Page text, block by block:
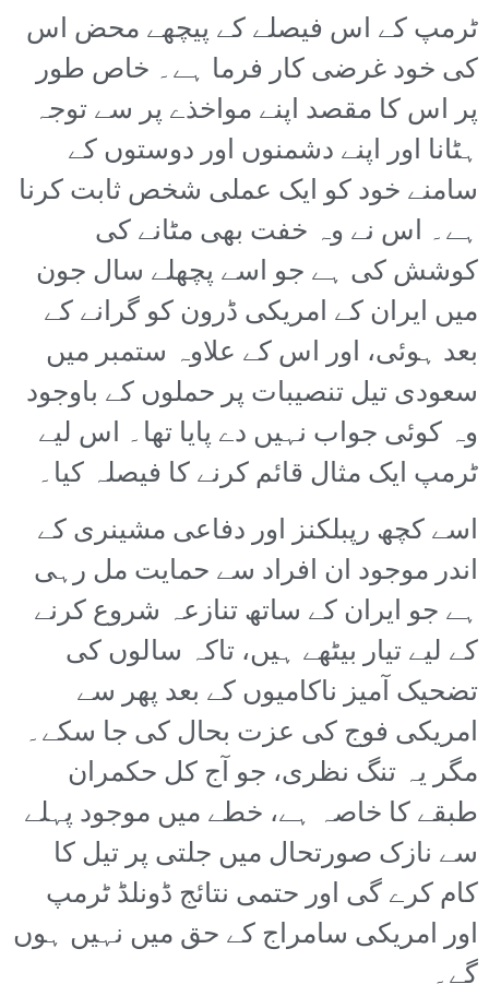
ٹرمپ کے اس فیصلے کے پیچھے محض اس
کی خود غرضی کار فرما ہے۔ خاص طور
پر اس کا مقصد اپنے مواخذے پر سے توجہ
ہٹانا اور اپنے دشمنوں اور دوستوں کے
سامنے خود کو ایک عملی شخص ثابت کرنا
ہے۔ اس نے وہ خفت بھی مٹانے کی
کوشش کی ہے جو اسے پچھلے سال جون
میں ایران کے امریکی ڈرون کو گرانے کے
بعد ہوئی، اور اس کے علاوہ ستمبر میں
سعودی تیل تنصیبات پر حملوں کے باوجود
وہ کوئی جواب نہیں دے پایا تھا۔ اس لیے
ٹرمپ ایک مثال قائم کرنے کا فیصلہ کیا۔
اسے کچھ رپبلکنز اور دفاعی مشینری کے
اندر موجود ان افراد سے حمایت مل رہی
ہے جو ایران کے ساتھ تنازعہ شروع کرنے
کے لیے تیار بیٹھے ہیں، تاکہ سالوں کی
تضحیک آمیز ناکامیوں کے بعد پھر سے
امریکی فوج کی عزت بحال کی جا سکے۔
مگر یہ تنگ نظری، جو آج کل حکمران
طبقے کا خاصہ ہے، خطے میں موجود پہلے
سے نازک صورتحال میں جلتی پر تیل کا
کام کرے گی اور حتمی نتائج ڈونلڈ ٹرمپ
اور امریکی سامراج کے حق میں نہیں ہوں
گے۔